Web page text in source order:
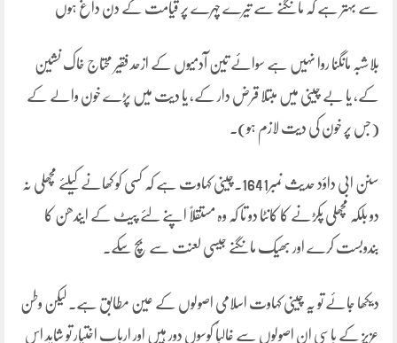
سے بہتر ہے کہ مانگنے سے تیرے چہرے پر قیامت کے دن داغ ہوں
بلاشبہ مانگنا روا نہیں ہے سوائے تین آدمیوں کے ازحد فقیر محتاج خاک نشین
کے، یا بے چینی میں مبتلا قرض دار کے، یا دیت میں پڑے خون والے کے
(جس پر خون کی دیت لازم ہو)۔
سنن ابی داؤد حدیث نمبر1641۔چینی کہاوت ہے کہ کسی کو کھانے کیلئے مچھلی نہ
دو بلکہ مچھلی پکڑنے کا کانٹا دو تا کہ وہ مستقلاً اپنے لئے پیٹ کے ایندھن کا
بندوبست کرے اور بھیک مانگنے جیسی لعنت سے بچ سکے۔
دیکھا جائے تو یہ چینی کہاوت اسلامی اصولوں کے عین مطابق ہے۔ لیکن وطن
عزیز کے باسی ان اصولوں سے غالباً کوسوں دور ہیں اور ارباب اختیار تو شاید اس